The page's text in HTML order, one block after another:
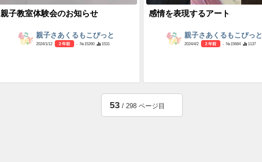
親子教室体験会のお知らせ
親子さあくるもこぴっと
2024/1/12 2 年前 - №15260 1531
感情を表現するアート
親子さあくるもこぴっと
2024/4/2 2 年前 - №15684 1137
53/ 298 ページ目